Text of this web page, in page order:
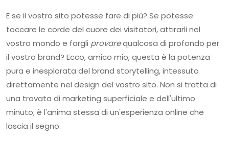
E se il vostro sito potesse fare di più? Se potesse
toccare le corde del cuore dei visitatori, attirarli nel
vostro mondo e fargli provarequalcosa di profondo per
il vostro brand? Ecco, amico mio, questa è la potenza
pura e inesplorata del brand storytelling, intessuto
direttamente nel design del vostro sito. Non si tratta di
una trovata di marketing superficiale e dell'ultimo
minuto; è l'anima stessa di un'esperienza online che
lascia il segno.